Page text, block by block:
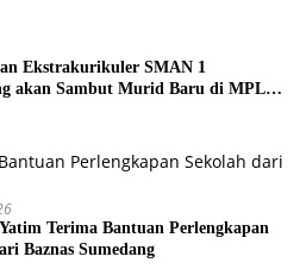
Ekstrakurikuler SMAN 1
akan Sambut Murid Baru di MPLS
Terima Bantuan Perlengkapan
Baznas Sumedang